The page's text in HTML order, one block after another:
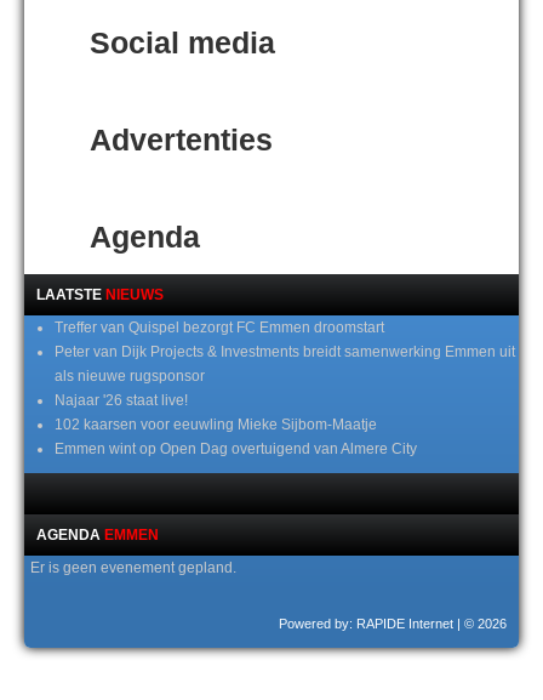
Social media
Advertenties
Agenda
LAATSTE NIEUWS
Treffer van Quispel bezorgt FC Emmen droomstart
Peter van Dijk Projects & Investments breidt samenwerking Emmen uit
als nieuwe rugsponsor
Najaar '26 staat live!
102 kaarsen voor eeuwling Mieke Sijbom-Maatje
Emmen wint op Open Dag overtuigend van Almere City
AGENDA EMMEN
Er is geen evenement gepland.
Powered by: RAPIDE Internet | © 2026